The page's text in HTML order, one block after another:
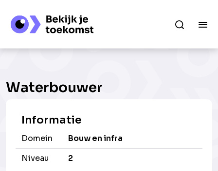
Waterbouwer
Informatie
Domein
Bouw en infra
Niveau
2